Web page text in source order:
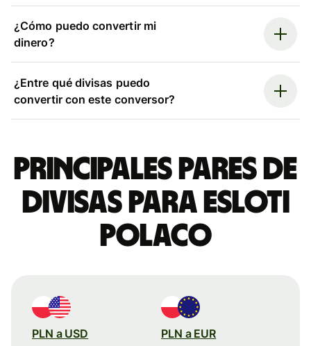
¿Cómo puedo convertir mi
dinero?
¿Entre qué divisas puedo
convertir con este conversor?
Principales pares de
divisas para esloti
polaco
PLN a USD PLN a EUR